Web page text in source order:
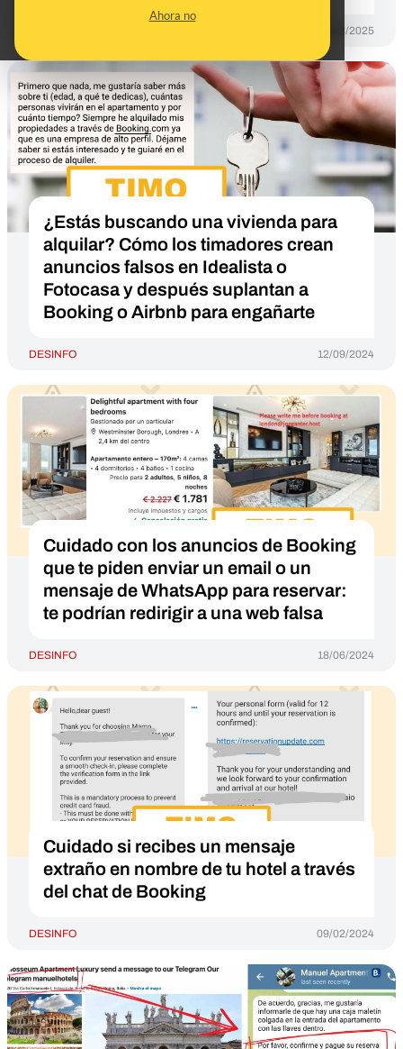
Ahora no
13/03/2025
¿Estás buscando una vivienda para
alquilar? Cómo los timadores crean
anuncios falsos en Idealista o
Fotocasa y después suplantan a
Booking o Airbnb para engañarte
DESINFO 12/09/2024
Cuidado con los anuncios de Booking
que te piden enviar un email o un
mensaje de WhatsApp para reservar:
te podrían redirigir a una web falsa
DESINFO 18/06/2024
Cuidado si recibes un mensaje
extraño en nombre de tu hotel a través
del chat de Booking
DESINFO 09/02/2024